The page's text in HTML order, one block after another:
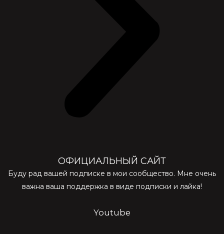
ОФИЦИАЛЬНЫЙ САЙТ
Буду рад вашей подписке в мои сообщество. Мне очень
важна ваша поддержка в виде подписки и лайка!
Youtube